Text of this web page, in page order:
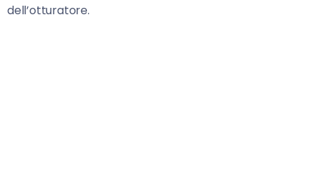
dell’otturatore.